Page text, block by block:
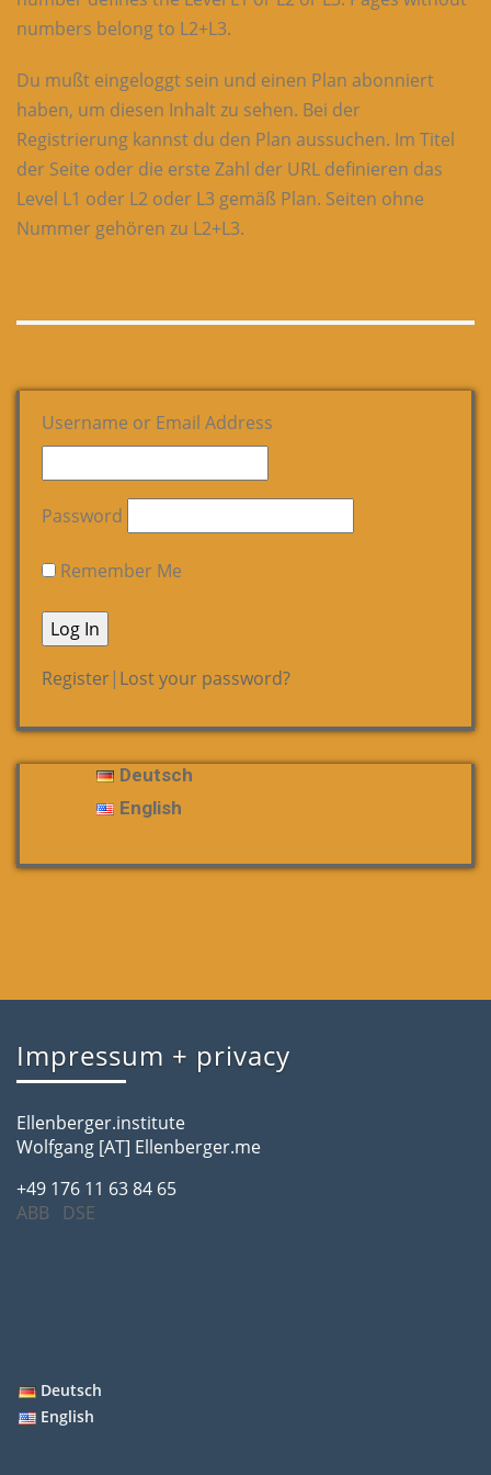
numbers belong to L2+L3.
Du mußt eingeloggt sein und einen Plan abonniert
haben, um diesen Inhalt zu sehen. Bei der
Registrierung kannst du den Plan aussuchen. Im Titel
der Seite oder die erste Zahl der URL definieren das
Level L1 oder L2 oder L3 gemäß Plan. Seiten ohne
Nummer gehören zu L2+L3.
Username or Email Address
Password
Remember Me
Register| Lost your password?
Deutsch
English
Impressum + privacy
Ellenberger.institute
Wolfgang [AT] Ellenberger.me
+49 176 11 63 84 65
ABB
DSE
Deutsch
English